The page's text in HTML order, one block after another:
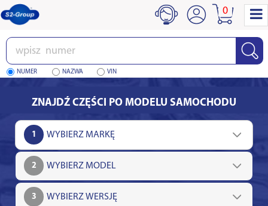
Wpisz
numer
NUMER NAZWA VIN
0
ZNAJDŹ CZĘŚCI PO MODELU SAMOCHODU
1
2
3